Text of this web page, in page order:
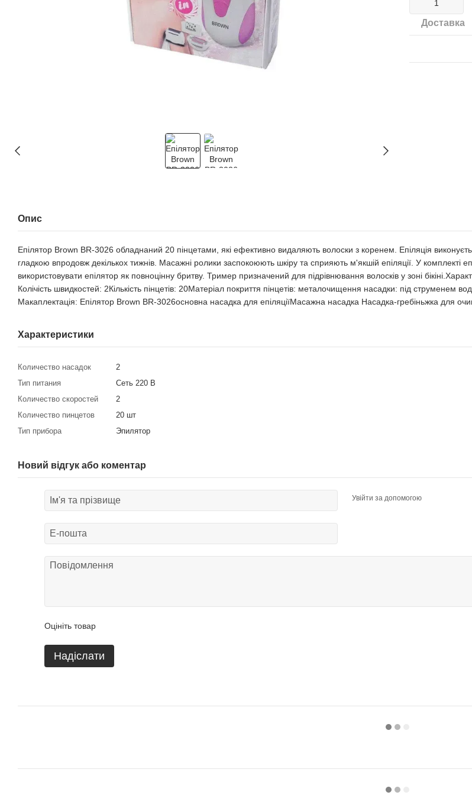
Доставка
Опис
Епілятор Brown BR-3026 обладнаний 20 пінцетами, які ефективно видаляють волоски з коренем. Епіляція
гладкою впродовж декількох тижнів. Масажні ролики заспокоюють шкіру та сприяють м'якшій епіляції. У комплекті
використовувати епілятор як повноцінну бритву. Тример призначений для підрівнювання волосків у зоні
Колічість швидкостей: 2Кількість пінцетів: 20Матеріал покриття пінцетів: металочищення насадки: під струменем
Макаплектація: Епілятор Brown BR-3026основна насадка для епіляціїМасажна насадка Насадка-гребіньжка для
Характеристики
Количество насадок
2
Тип питания
Сеть 220 В
Количество скоростей
2
Количество пинцетов
20 шт
Тип прибора
Эпилятор
Новий відгук або коментар
Увійти за допомогою
Оцініть товар
Надіслати